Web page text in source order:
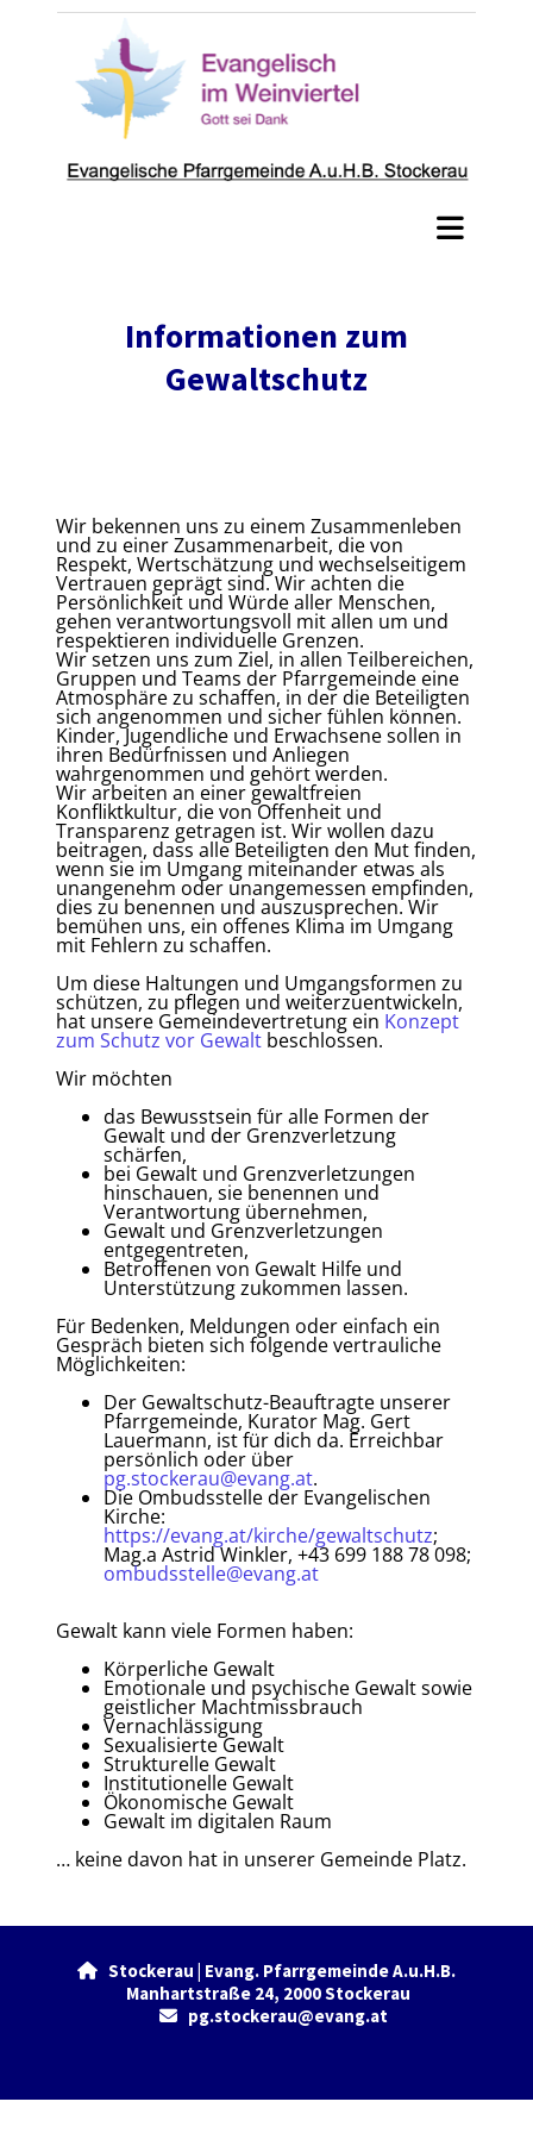
Informationen zum
Gewaltschutz
Wir bekennen uns zu einem Zusammenleben
und zu einer Zusammenarbeit, die von
Respekt, Wertschätzung und wechselseitigem
Vertrauen geprägt sind. Wir achten die
Persönlichkeit und Würde aller Menschen,
gehen verantwortungsvoll mit allen um und
respektieren individuelle Grenzen.
Wir setzen uns zum Ziel, in allen Teilbereichen,
Gruppen und Teams der Pfarrgemeinde eine
Atmosphäre zu schaffen, in der die Beteiligten
sich angenommen und sicher fühlen können.
Kinder, Jugendliche und Erwachsene sollen in
ihren Bedürfnissen und Anliegen
wahrgenommen und gehört werden.
Wir arbeiten an einer gewaltfreien
Konfliktkultur, die von Offenheit und
Transparenz getragen ist. Wir wollen dazu
beitragen, dass alle Beteiligten den Mut finden,
wenn sie im Umgang miteinander etwas als
unangenehm oder unangemessen empfinden,
dies zu benennen und auszusprechen. Wir
bemühen uns, ein offenes Klima im Umgang
mit Fehlern zu schaffen.
Um diese Haltungen und Umgangsformen zu
schützen, zu pflegen und weiterzuentwickeln,
hat unsere Gemeindevertretung ein Konzept
zum Schutz vor Gewalt beschlossen.
Wir möchten
das Bewusstsein für alle Formen der
Gewalt und der Grenzverletzung
schärfen,
bei Gewalt und Grenzverletzungen
hinschauen, sie benennen und
Verantwortung übernehmen,
Gewalt und Grenzverletzungen
entgegentreten,
Betroffenen von Gewalt Hilfe und
Unterstützung zukommen lassen.
Für Bedenken, Meldungen oder einfach ein
Gespräch bieten sich folgende vertrauliche
Möglichkeiten:
Der Gewaltschutz-Beauftragte unserer
Pfarrgemeinde, Kurator Mag. Gert
Lauermann, ist für dich da. Erreichbar
persönlich oder über
pg.stockerau@evang.at.
Die Ombudsstelle der Evangelischen
Kirche:
https://evang.at/kirche/gewaltschutz;
Mag.a Astrid Winkler, +43 699 188 78 098;
ombudsstelle@evang.at
Gewalt kann viele Formen haben:
Körperliche Gewalt
Emotionale und psychische Gewalt sowie
geistlicher Machtmissbrauch
Vernachlässigung
Sexualisierte Gewalt
Strukturelle Gewalt
Institutionelle Gewalt
Ökonomische Gewalt
Gewalt im digitalen Raum
… keine davon hat in unserer Gemeinde Platz.
 Stockerau | Evang. Pfarrgemeinde A.u.H.B.
Manhartstraße 24, 2000 Stockerau
 pg.stockerau@evang.at